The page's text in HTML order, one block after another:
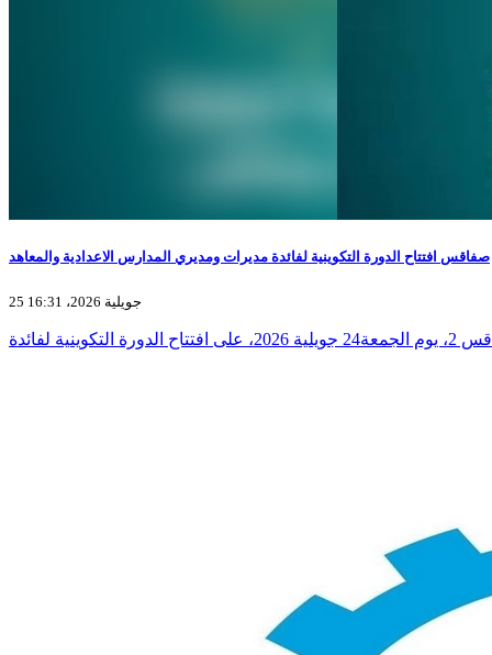
صفاقس افتتاح الدورة التكوينية لفائدة مديرات ومديري المدارس الاعدادية والمعاهد
25 جويلية 2026، 16:31